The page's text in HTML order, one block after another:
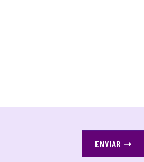
ENVIAR ➝